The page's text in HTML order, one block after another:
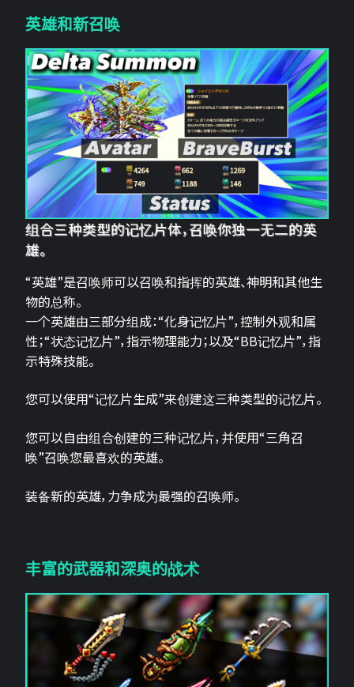
英雄和新召唤
组合三种类型的记忆片体，召唤你独一无二的英
雄。
“英雄”是召唤师可以召唤和指挥的英雄、神明和其他生
物的总称。
一个英雄由三部分组成：“化身记忆片”，控制外观和属
性；“状态记忆片”，指示物理能力；以及“BB记忆片”，指
示特殊技能。
您可以使用“记忆片生成”来创建这三种类型的记忆片。
您可以自由组合创建的三种记忆片，并使用“三角召
唤”召唤您最喜欢的英雄。
装备新的英雄，力争成为最强的召唤师。
丰富的武器和深奥的战术